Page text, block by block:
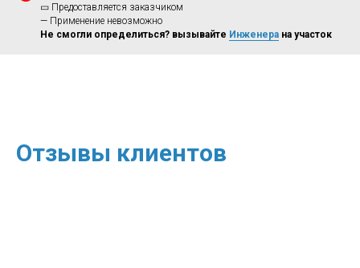
▭ Предоставляется заказчиком
— Применение невозможно
Не смогли определиться? вызывайте Инженера на участок
Отзывы клиентов